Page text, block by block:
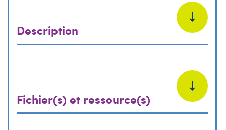
Description
Fichier(s) et ressource(s)